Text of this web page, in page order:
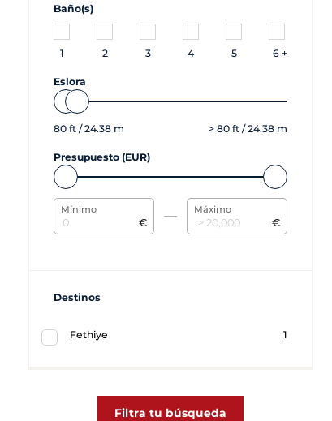
Baño(s)
1 2 3 4 5 6 +
Eslora
80 ft /24.38 m > 80 ft /24.38 m
Presupuesto (EUR)
Mínimo
€
Máximo
€
Destinos
Fethiye 1
Filtra tu búsqueda